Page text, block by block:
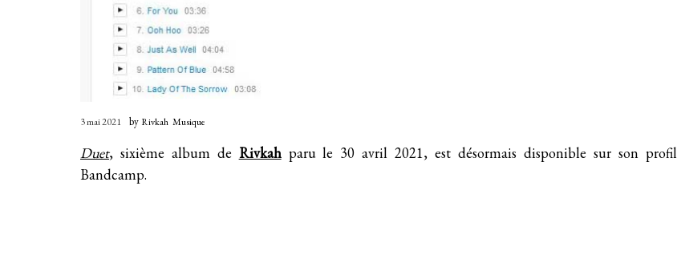
3 mai 2021 by Rivkah Musique
Duet, sixième album de Rivkahparu le 30 avril 2021, est désormais disponible sur son profil
Bandcamp.